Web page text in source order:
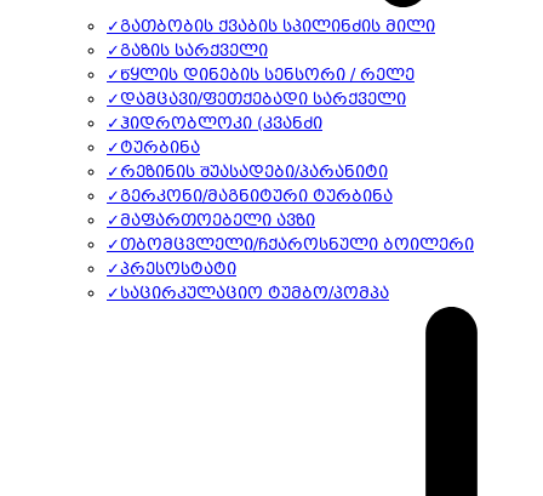
✓გათბობის ქვაბის სპილინძის მილი
✓გაზის სარქველი
✓წყლის დინების სენსორი / რელე
✓დამცავი/ფეთქებადი სარქველი
✓ჰიდრობლოკი (კვანძი
✓ტურბინა
✓რეზინის შუასადები/პარანიტი
✓გერკონი/მაგნიტური ტურბინა
✓მაფართოებელი ავზი
✓თბომცვლელი/ჩქაროსნული ბოილერი
✓პრესოსტატი
✓საცირკულაციო ტუმბო/პომპა